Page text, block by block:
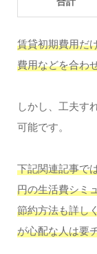
賃貸初期費用だ
費用などを合わ
しかし、工夫す
可能です。
下記関連記事で
円の生活費シミ
節約方法も詳し
が心配な人は要